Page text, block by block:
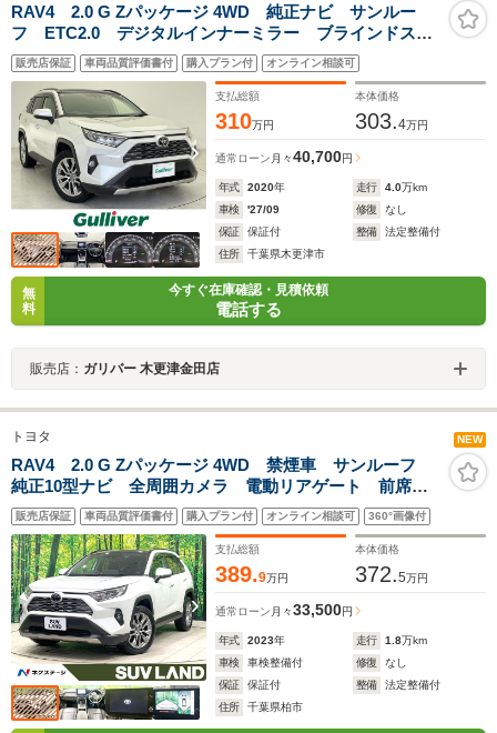
RAV4 2.0 G Zパッケージ 4WD 純正ナビ サンルー
フ ETC2.0 デジタルインナーミラー ブラインドスポ
ットモニター パワーシート シートヒーター ステア
リングヒーター パワーバックドア フォグランプ ド
ライブレコーダー
販売店保証 車両品質評価書付 購入プラン付 オンライン相談可
支払総額
310万円
本体価格
303.4万円
通常ローン 月々40,700円
年式 2020年 走行 4.0万km
車検
'27/09 修復
なし
保証
保証付 整備
法定整備付
住所
千葉県木更津市
無
料
今すぐ在庫確認・見積依頼
電話する
販売店： ガリバー 木更津金田店
トヨタ NEW
RAV4 2.0 G Zパッケージ 4WD 禁煙車 サンルーフ
純正10型ナビ 全周囲カメラ 電動リアゲート 前席シ
ートエアコン 衝突被害軽減 レーダークルーズ パワ
ーシート コーナーセンサー LEDヘッド ルーフレー
ル
販売店保証 車両品質評価書付 購入プラン付 オンライン相談可 360°画像付
支払総額
389.9万円
本体価格
372.5万円
通常ローン 月々33,500円
年式 2023年 走行 1.8万km
車検
車検整備付 修復
なし
保証
保証付 整備
法定整備付
住所
千葉県柏市